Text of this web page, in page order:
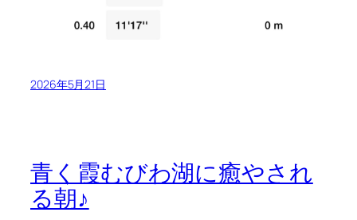
2026年5月21日
青く霞むびわ湖に癒やされ
る朝♪